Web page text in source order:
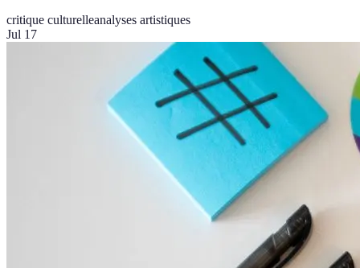
critique culturelleanalyses artistiques
Jul 17